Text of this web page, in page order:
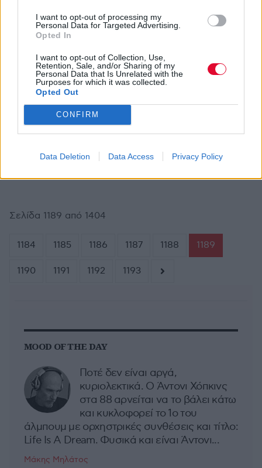
I want to opt-out of processing my
Personal Data for Targeted Advertising.
Opted In
I want to opt-out of Collection, Use,
Retention, Sale, and/or Sharing of my
Personal Data that Is Unrelated with the
Purposes for which it was collected.
Opted Out
CONFIRM
Data Deletion Data Access Privacy Policy
Άλμπουμ γεμάτο με remix του 'Somebody
That I Used To Know'
NEWS.TEAM ΙΟΥΝ 4,2012
Δείτε τους Cure στο Primavera Sound
Festival που μόλις έλαβε χώρα...
Σελίδα 1189 από 1404
1184 1185 1186 1187 1188 1189
1190 1191 1192 1193
MOOD OF THE DAY
Ποτέ δεν είναι αργά,
κυριολεκτικά. Ο Άντονι Χόπκινς
στα 88 αρνείται να το βάλει κάτω
και κυκλοφορεί το 1ο του
άλμπουμ με ορχηστρικές συνθέσεις και τίτλο:
Life Is A Dream. Φυσικά και είναι Άντονι...
Μάκης Μηλάτος